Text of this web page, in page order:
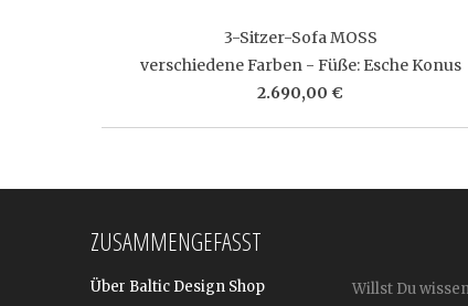
3-Sitzer-Sofa MOSS
verschiedene Farben - Füße: Esche Konus
2.690,00 €
ZUSAMMENGEFASST
Über Baltic Design Shop
Willst Du